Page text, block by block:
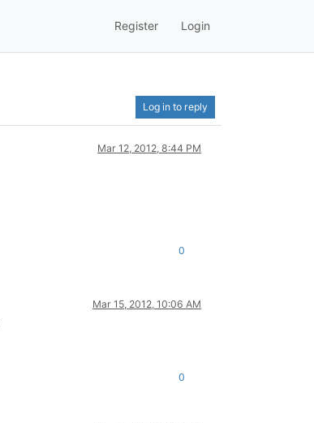
Register Login
Log in to reply
Mar 12, 2012, 8:44 PM
0
Mar 15, 2012, 10:06 AM
0